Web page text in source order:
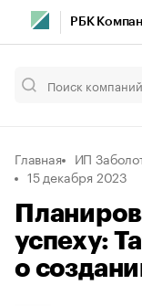
РБК
Главная
ИП
15 декабря 2023
успеху:
о